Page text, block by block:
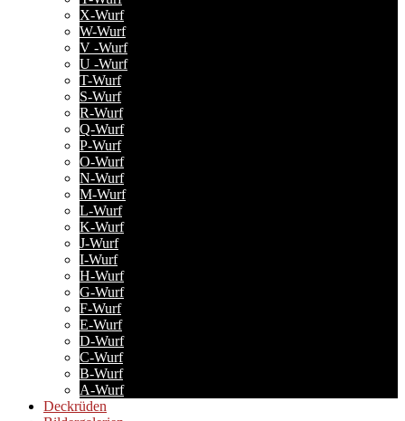
X-Wurf
W-Wurf
V -Wurf
U -Wurf
T-Wurf
S-Wurf
R-Wurf
Q-Wurf
P-Wurf
O-Wurf
N-Wurf
M-Wurf
L-Wurf
K-Wurf
J-Wurf
I-Wurf
H-Wurf
G-Wurf
F-Wurf
E-Wurf
D-Wurf
C-Wurf
B-Wurf
A-Wurf
Deckrüden